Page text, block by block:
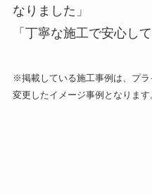
なりました」
「丁寧な施工で安心し
※掲載している施工事例は、プ
変更したイメージ事例となります